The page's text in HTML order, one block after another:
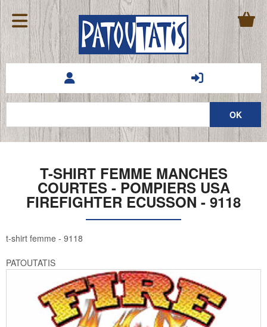
T-SHIRT FEMME MANCHES
COURTES - POMPIERS USA
FIREFIGHTER ECUSSON - 9118
t-shirt femme - 9118
PATOUTATIS